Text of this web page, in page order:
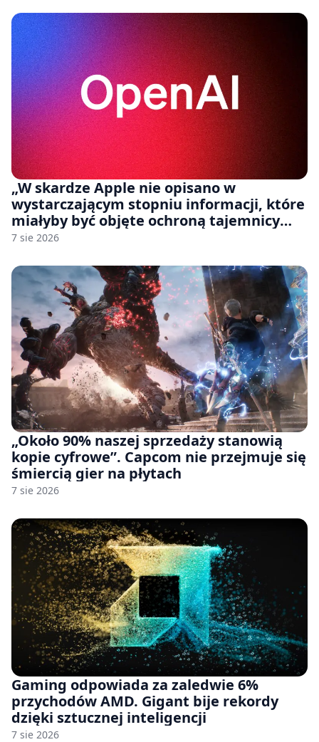
„W skardze Apple nie opisano w
wystarczającym stopniu informacji, które
miałyby być objęte ochroną tajemnicy
handlowej”. OpenAI żąda odrzucenia
7 sie 2026
„Około 90% naszej sprzedaży stanowią
kopie cyfrowe”. Capcom nie przejmuje się
śmiercią gier na płytach
7 sie 2026
Gaming odpowiada za zaledwie 6%
przychodów AMD. Gigant bije rekordy
dzięki sztucznej inteligencji
7 sie 2026